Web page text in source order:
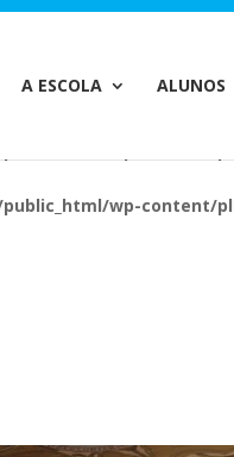
wp-content/
wp-content/
wp-content/
wp-content/
A ESCOLA ALUNOS